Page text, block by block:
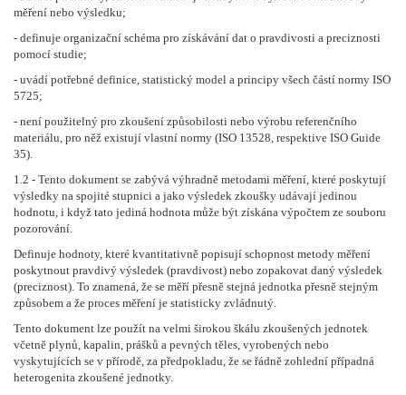
měření nebo výsledku;
- definuje organizační schéma pro získávání dat o pravdivosti a preciznosti
pomocí studie;
- uvádí potřebné definice, statistický model a principy všech částí normy ISO
5725;
- není použitelný pro zkoušení způsobilosti nebo výrobu referenčního
materiálu, pro něž existují vlastní normy (ISO 13528, respektive ISO Guide
35).
1.2 - Tento dokument se zabývá výhradně metodami měření, které poskytují
výsledky na spojité stupnici a jako výsledek zkoušky udávají jedinou
hodnotu, i když tato jediná hodnota může být získána výpočtem ze souboru
pozorování.
Definuje hodnoty, které kvantitativně popisují schopnost metody měření
poskytnout pravdivý výsledek (pravdivost) nebo zopakovat daný výsledek
(preciznost). To znamená, že se měří přesně stejná jednotka přesně stejným
způsobem a že proces měření je statisticky zvládnutý.
Tento dokument lze použít na velmi širokou škálu zkoušených jednotek
včetně plynů, kapalin, prášků a pevných těles, vyrobených nebo
vyskytujících se v přírodě, za předpokladu, že se řádně zohlední případná
heterogenita zkoušené jednotky.